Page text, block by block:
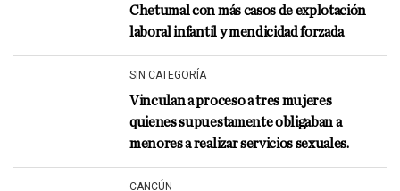
Chetumal con más casos de explotación
laboral infantil y mendicidad forzada
SIN CATEGORÍA
Vinculan a proceso a tres mujeres
quienes supuestamente obligaban a
menores a realizar servicios sexuales.
CANCÚN